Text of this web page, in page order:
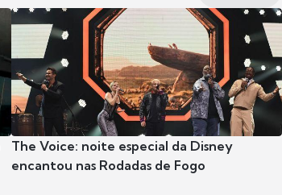
The Voice: noite especial da Disney
encantou nas Rodadas de Fogo